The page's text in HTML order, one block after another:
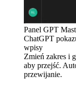
Panel GPT
ChatGPT
wpisy
Zmień zakres i
aby przejść.
przewijanie.